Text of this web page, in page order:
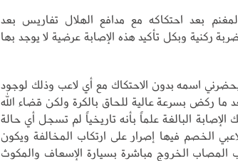
بعد احتكاكه مع مدافع الهلال تفاريس بعد
ركنية وبكل تأكيد هذه الإصابة عرضية لا يوجد بها
اسمه بدون الاحتكاك مع أي لاعب وذلك لوجود
ما ركض بسرعة عالية للحاق بالكرة ولكن قضاء الله
الإصابة البالغة علماً بأنه تاريخياً لم تسجل أي حالة
الخصم فيها إصرار على ارتكاب المخالفة ويكون
المصاب الخروج مباشرة بسيارة الإسعاف والمكوث